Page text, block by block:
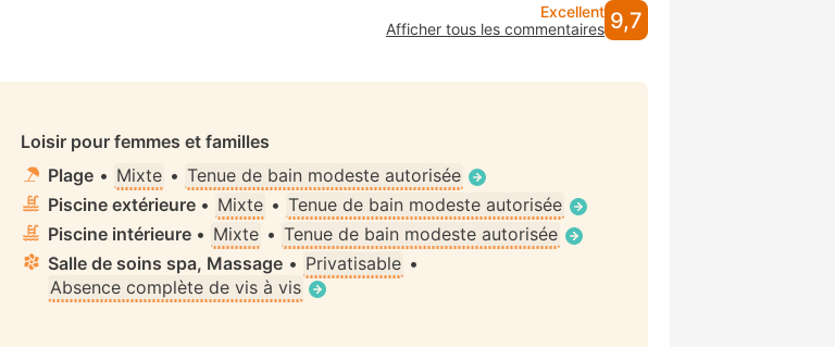
Excellent
Afficher tous les commentaires 9,7
Loisir pour femmes et familles
Plage • Mixte • Tenue de bain modeste autorisée
Piscine extérieure • Mixte • Tenue de bain modeste autorisée
Piscine intérieure • Mixte • Tenue de bain modeste autorisée
Salle de soins spa, Massage • Privatisable •
Absence complète de vis à vis